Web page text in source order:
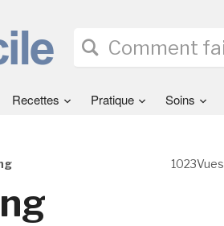
Recettes Pratique Soins
1023Vues